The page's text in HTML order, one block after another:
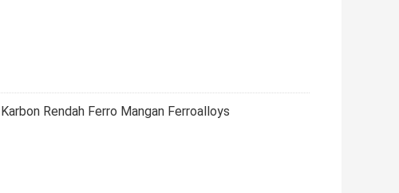
Rendah Ferro Mangan Ferroalloys